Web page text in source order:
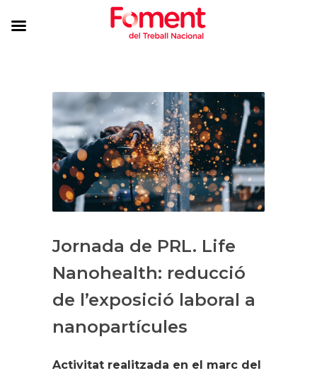
Jornada de PRL. Life
Nanohealth: reducció
de l’exposició laboral a
nanopartícules
Activitat realitzada en el marc del